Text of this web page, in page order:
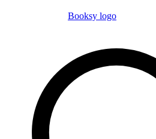
Booksy logo